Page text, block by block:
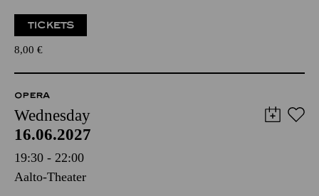
TICKETS
8,00 €
OPERA
Wednesday
16.06.2027
19:30 - 22:00
Aalto-Theater